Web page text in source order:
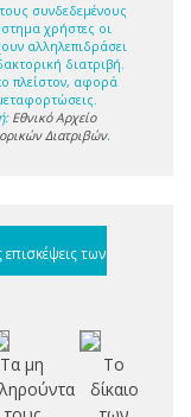
συνδεδεμένους
χρήστες οι
αλληλεπιδράσει
διατριβή.
πλείστον, αφορά
Εθνικό Αρχείο
Διατριβών.
των
Τα μη
Το
δίκαιο